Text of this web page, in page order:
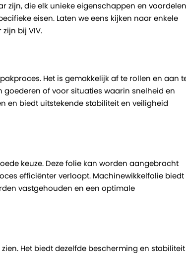
zijn, die elk unieke eigenschappen en voordelen
eisen. Laten we eens kijken naar enkele
bij VIV.
Het is gemakkelijk af te rollen en aan
of voor situaties waarin snelheid en
en biedt uitstekende stabiliteit en veiligheid
keuze. Deze folie kan worden aangebracht
efficiënter verloopt. Machinewikkelfolie biedt
vastgehouden en een optimale
Het biedt dezelfde bescherming en stabiliteit